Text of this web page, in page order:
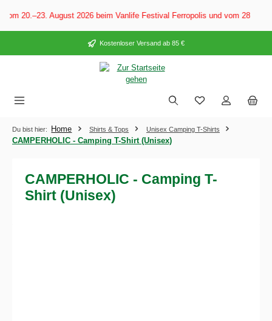
springen
20.–23. August 2026 beim Vanlife Festival Ferropolis und vom 28.
Kostenloser Versand ab 85 €
Du bist hier: Home Shirts & Tops Unisex Camping T-Shirts
CAMPERHOLIC - Camping T-Shirt (Unisex)
CAMPERHOLIC - Camping T-
Shirt (Unisex)